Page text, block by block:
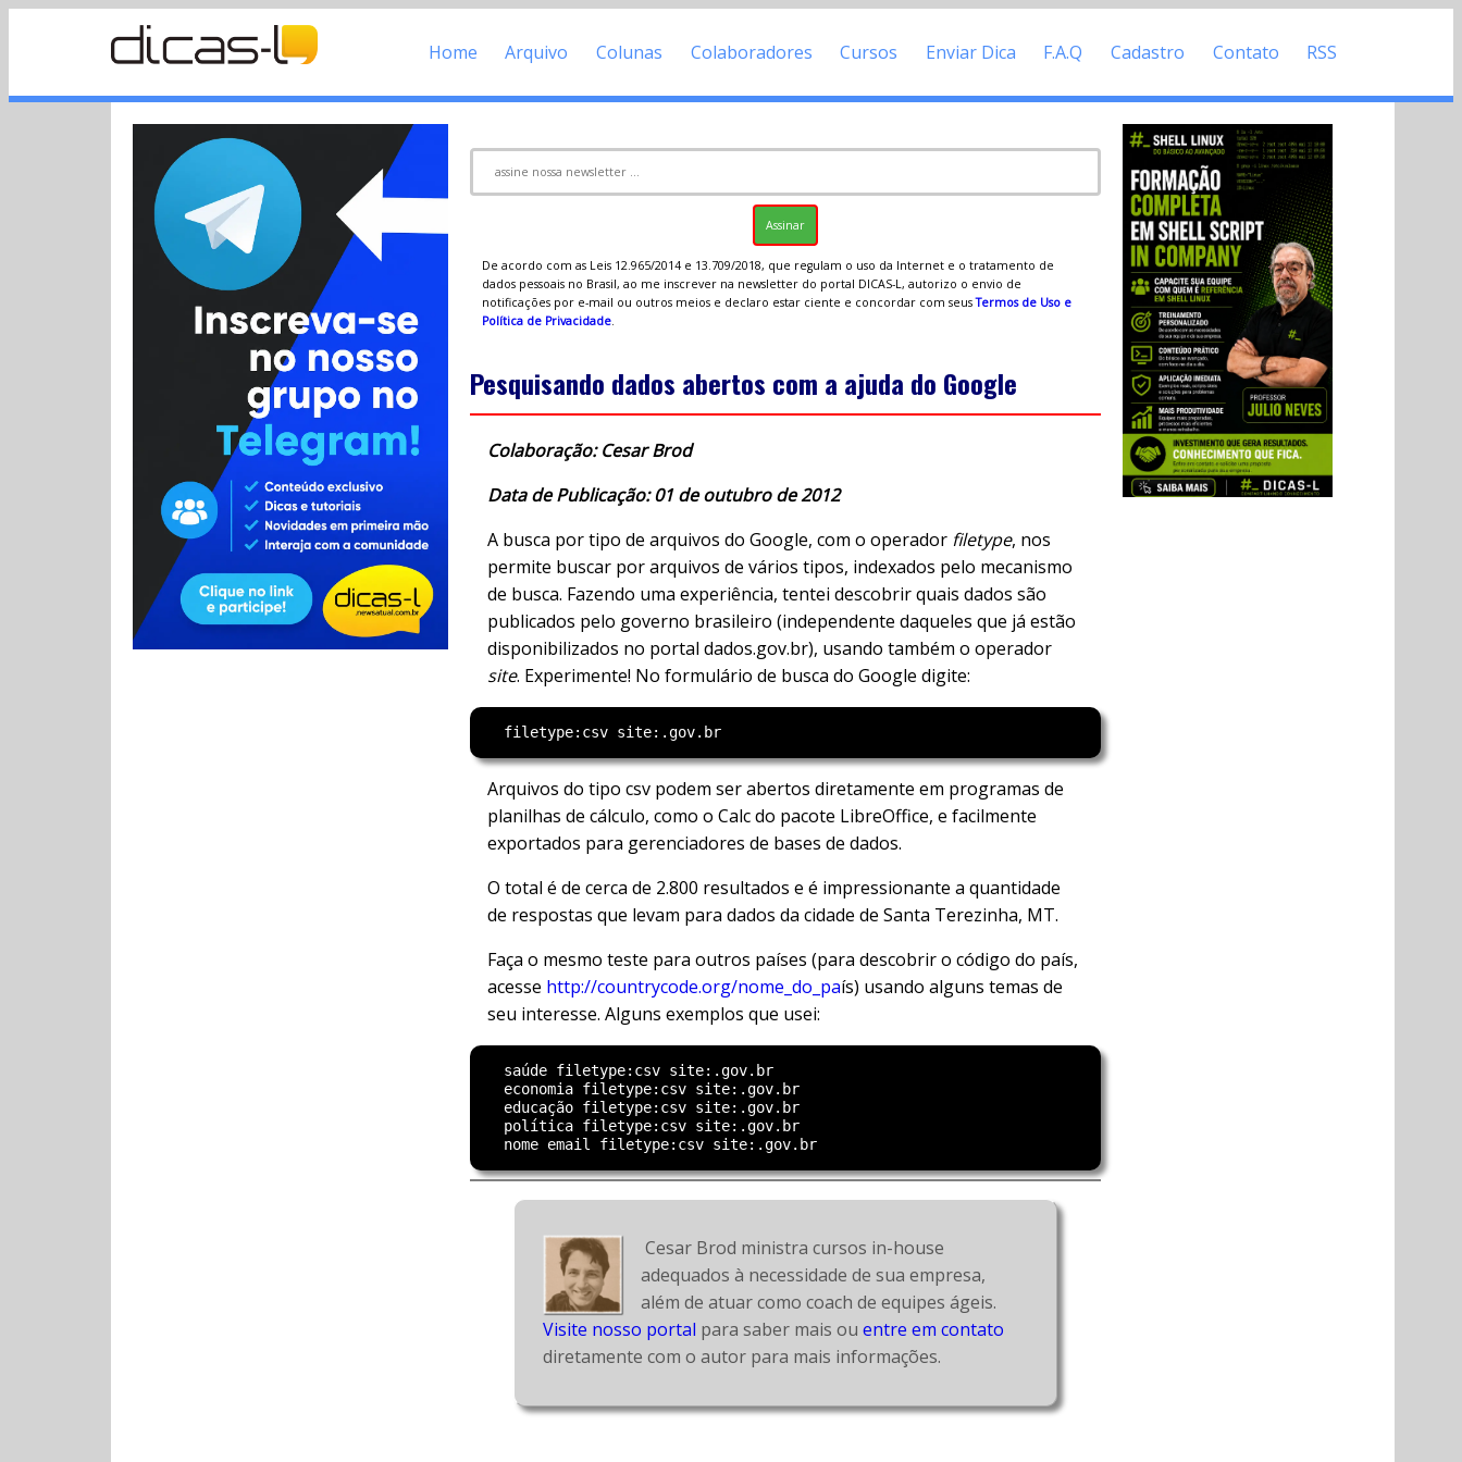
Home Arquivo Colunas Colaboradores Cursos Enviar Dica F.A.Q Cadastro Contato RSS
De acordo com as Leis 12.965/2014 e 13.709/2018, que regulam o uso da Internet e o tratamento de
dados pessoais no Brasil, ao me inscrever na newsletter do portal DICAS-L, autorizo o envio de
notificações por e-mail ou outros meios e declaro estar ciente e concordar com seusTermos de Uso e
Política de Privacidade.
Pesquisando dados abertos com a ajuda do Google
Colaboração: Cesar Brod
Data de Publicação: 01 de outubro de 2012
A busca por tipo de arquivos do Google, com o operador filetype, nos
permite buscar por arquivos de vários tipos, indexados pelo mecanismo
de busca. Fazendo uma experiência, tentei descobrir quais dados são
publicados pelo governo brasileiro (independente daqueles que já estão
disponibilizados no portal dados.gov.br), usando também o operador
site. Experimente! No formulário de busca do Google digite:
Arquivos do tipo csv podem ser abertos diretamente em programas de
planilhas de cálculo, como o Calc do pacote LibreOffice, e facilmente
exportados para gerenciadores de bases de dados.
O total é de cerca de 2.800 resultados e é impressionante a quantidade
de respostas que levam para dados da cidade de Santa Terezinha, MT.
Faça o mesmo teste para outros países (para descobrir o código do país,
acesse http://countrycode.org/nome_do_país) usando alguns temas de
seu interesse. Alguns exemplos que usei:
  saúde filetype:csv site:.gov.br
  economia filetype:csv site:.gov.br
  educação filetype:csv site:.gov.br
  política filetype:csv site:.gov.br
Cesar Brod ministra cursos in-house
adequados à necessidade de sua empresa,
Visite nosso portal para saber mais ou entre em contato
diretamente com o autor para mais informações.